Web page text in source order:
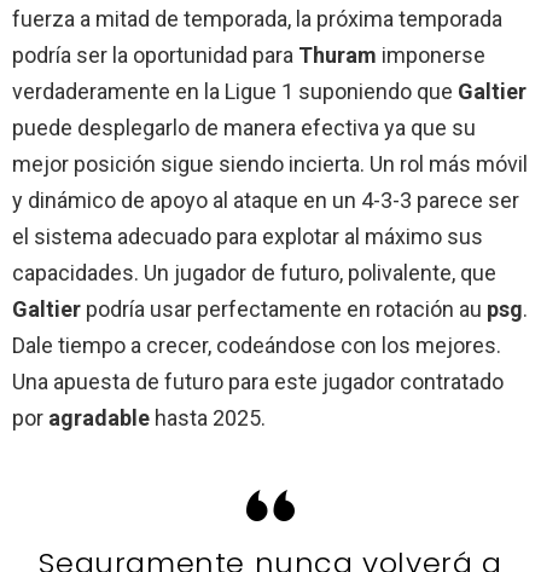
fuerza a mitad de temporada, la próxima temporada
podría ser la oportunidad para Thuram imponerse
verdaderamente en la Ligue 1 suponiendo que Galtier
puede desplegarlo de manera efectiva ya que su
mejor posición sigue siendo incierta. Un rol más móvil
y dinámico de apoyo al ataque en un 4-3-3 parece ser
el sistema adecuado para explotar al máximo sus
capacidades. Un jugador de futuro, polivalente, que
Galtier podría usar perfectamente en rotación au psg.
Dale tiempo a crecer, codeándose con los mejores.
Una apuesta de futuro para este jugador contratado
por agradable hasta 2025.
Seguramente nunca volverá a